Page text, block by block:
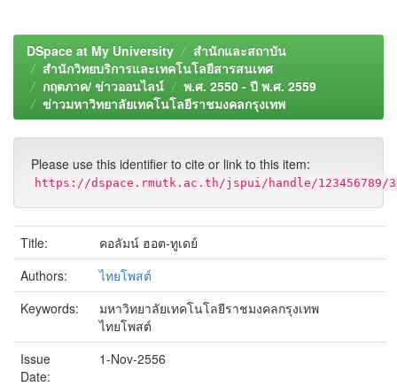
DSpace at My University
สำนักและสถาบัน
สำนักวิทยบริการและเทคโนโลยีสารสนเทศ
กฤตภาค/ ข่าวออนไลน์
พ.ศ. 2550 - ปี พ.ศ. 2559
ข่าวมหาวิทยาลัยเทคโนโลยีราชมงคลกรุงเทพ
Please use this identifier to cite or link to this item:
https://dspace.rmutk.ac.th/jspui/handle/123456789/
Title:
คอลัมน์ ฮอต-ทูเดย์
Authors:
ไทยโพสต์
Keywords:
มหาวิทยาลัยเทคโนโลยีราชมงคลกรุงเทพ
ไทยโพสต์
Issue
Date:
1-Nov-2556